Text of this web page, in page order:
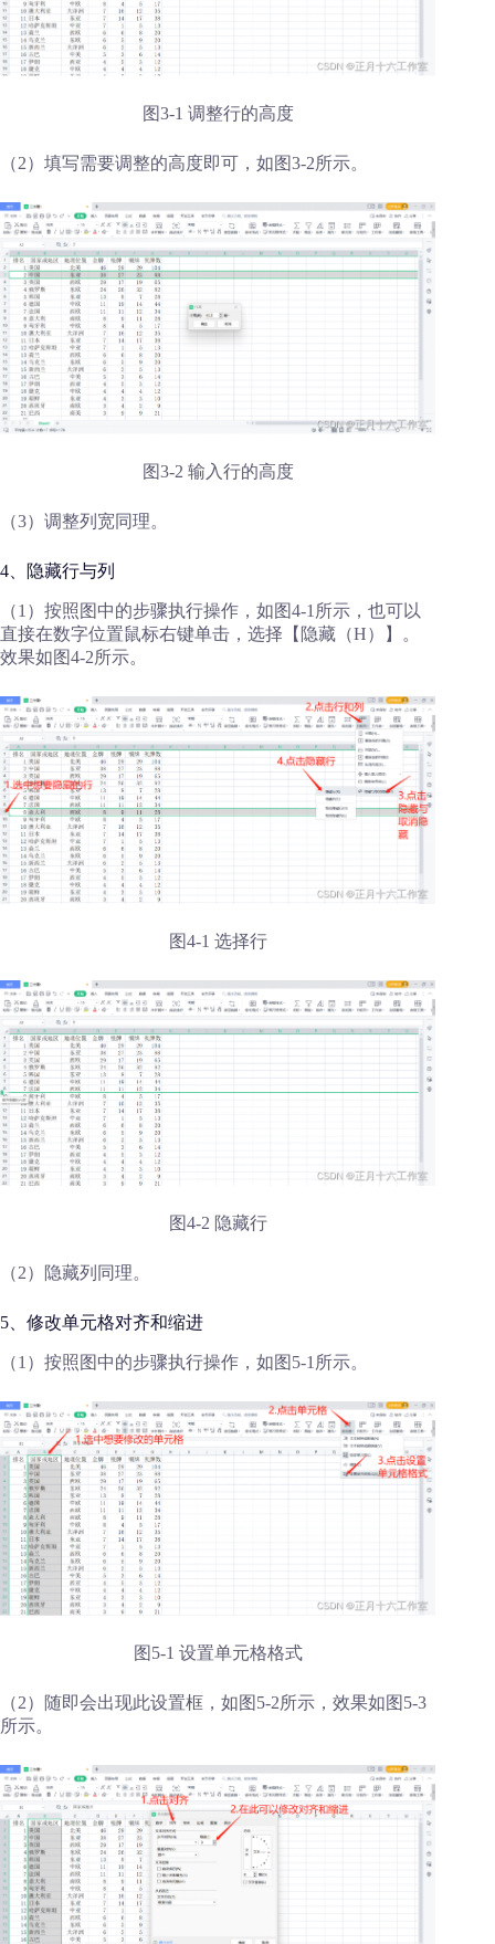
图3-1 调整行的高度
（2）填写需要调整的高度即可，如图3-2所示。
图3-2 输入行的高度
（3）调整列宽同理。
4、隐藏行与列
（1）按照图中的步骤执行操作，如图4-1所示，也可以
直接在数字位置鼠标右键单击，选择【隐藏（H）】。
效果如图4-2所示。
图4-1 选择行
图4-2 隐藏行
（2）隐藏列同理。
5、修改单元格对齐和缩进
（1）按照图中的步骤执行操作，如图5-1所示。
图5-1 设置单元格格式
（2）随即会出现此设置框，如图5-2所示，效果如图5-3
所示。